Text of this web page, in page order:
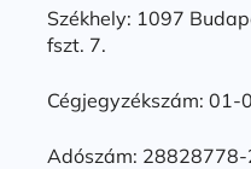
Székhely: 1097
fszt. 7.
Cégjegyzékszám:
Adószám: